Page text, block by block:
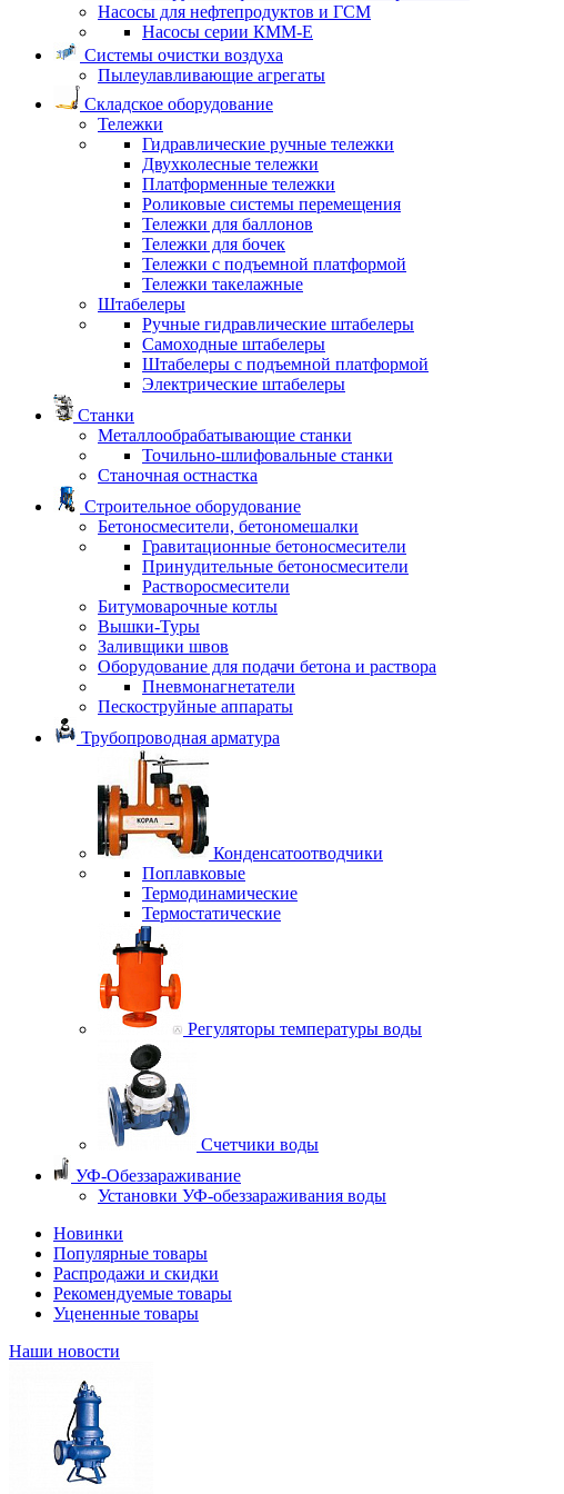
Насосы для нефтепродуктов и ГСМ
Насосы серии КММ-Е
Системы очистки воздуха
Пылеулавливающие агрегаты
Складское оборудование
Тележки
Гидравлические ручные тележки
Двухколесные тележки
Платформенные тележки
Роликовые системы перемещения
Тележки для баллонов
Тележки для бочек
Тележки с подъемной платформой
Тележки такелажные
Штабелеры
Ручные гидравлические штабелеры
Самоходные штабелеры
Штабелеры с подъемной платформой
Электрические штабелеры
Станки
Металлообрабатывающие станки
Точильно-шлифовальные станки
Станочная остнастка
Строительное оборудование
Бетоносмесители, бетономешалки
Гравитационные бетоносмесители
Принудительные бетоносмесители
Растворосмесители
Битумоварочные котлы
Вышки-Туры
Заливщики швов
Оборудование для подачи бетона и раствора
Пневмонагнетатели
Пескоструйные аппараты
Трубопроводная арматура
Конденсатоотводчики
Поплавковые
Термодинамические
Термостатические
Регуляторы температуры воды
Счетчики воды
УФ-Обеззараживание
Установки УФ-обеззараживания воды
Новинки
Популярные товары
Распродажи и скидки
Рекомендуемые товары
Уцененные товары
Наши новости